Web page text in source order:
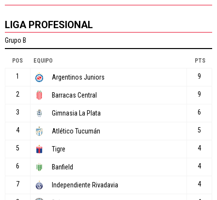
LIGA PROFESIONAL